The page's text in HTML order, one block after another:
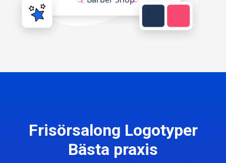
Frisörsalong Logotyper
Bästa praxis